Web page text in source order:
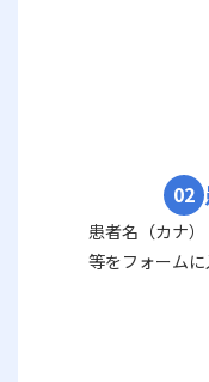
02
患者名（カナ
等をフォームに